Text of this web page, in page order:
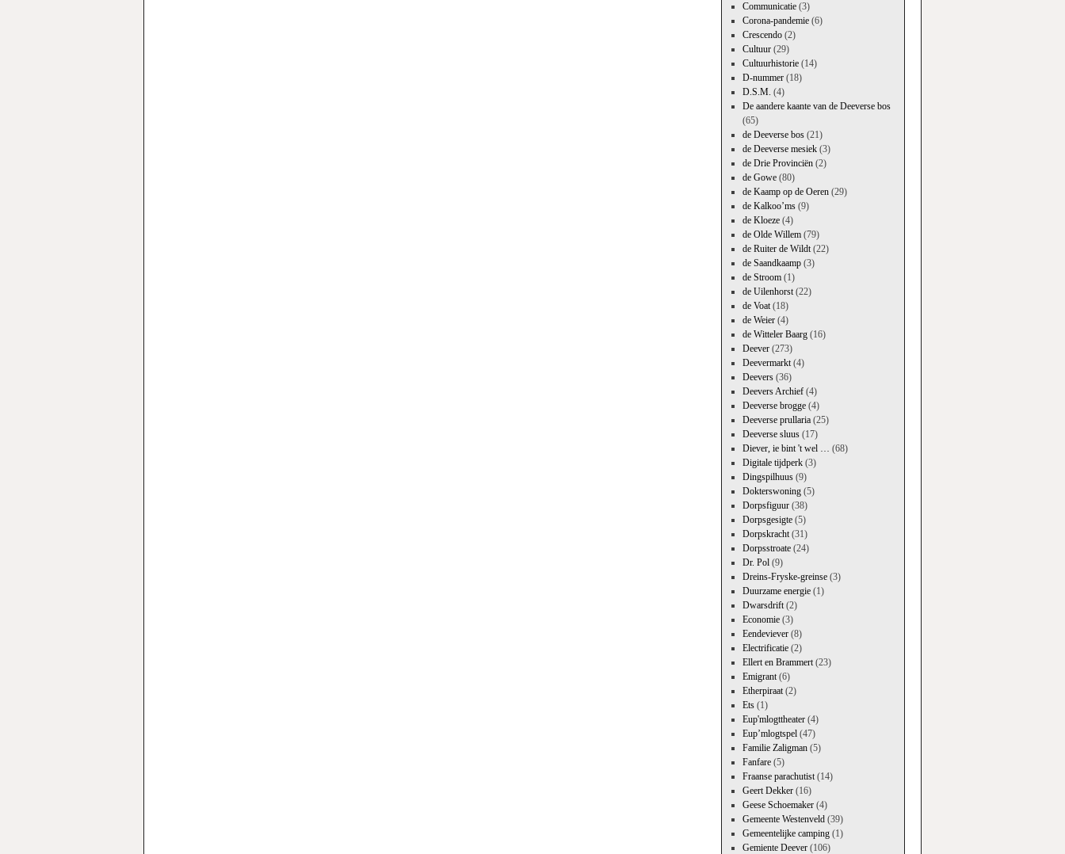
Communicatie(3)
Corona-pandemie(6)
Crescendo(2)
Cultuur(29)
Cultuurhistorie(14)
D-nummer(18)
D.S.M. (4)
De aandere kaante van de Deeverse bos
(65)
de Deeverse bos(21)
de Deeverse mesiek(3)
de Drie Provinciën(2)
de Gowe(80)
de Kaamp op de Oeren(29)
de Kalkoo’ms(9)
de Kloeze(4)
de Olde Willem(79)
de Ruiter de Wildt(22)
de Saandkaamp(3)
de Stroom(1)
de Uilenhorst(22)
de Voat(18)
de Weier(4)
de Witteler Baarg(16)
Deever(273)
Deevermarkt(4)
Deevers(36)
Deevers Archief(4)
Deeverse brogge(4)
Deeverse prullaria(25)
Deeverse sluus(17)
Diever, ie bint 't wel … (68)
Digitale tijdperk(3)
Dingspilhuus(9)
Dokterswoning(5)
Dorpsfiguur(38)
Dorpsgesigte(5)
Dorpskracht(31)
Dorpsstroate(24)
Dr. Pol(9)
Dreins-Fryske-greinse(3)
Duurzame energie(1)
Dwarsdrift(2)
Economie(3)
Eendeviever(8)
Electrificatie(2)
Ellert en Brammert(23)
Emigrant(6)
Etherpiraat(2)
Ets(1)
Eup'mlogttheater(4)
Eup’mlogtspel(47)
Familie Zaligman(5)
Fanfare(5)
Fraanse parachutist(14)
Geert Dekker(16)
Geese Schoemaker(4)
Gemeente Westenveld(39)
Gemeentelijke camping(1)
Gemiente Deever(106)